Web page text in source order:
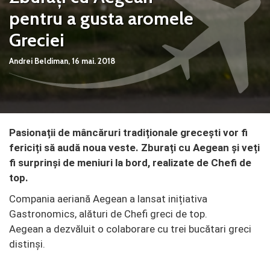
pentru a gusta aromele
Greciei
Andrei Beldiman,16 mai. 2018
Pasionații de mâncăruri tradiționale grecești vor fi
fericiți să audă noua veste. Zburați cu Aegean și veți
fi surprinși de meniuri la bord, realizate de Chefi de
top.
Compania aeriană Aegean a lansat inițiativa
Gastronomics, alături de Chefi greci de top.
Aegean a dezvăluit o colaborare cu trei bucătari greci
distinși.